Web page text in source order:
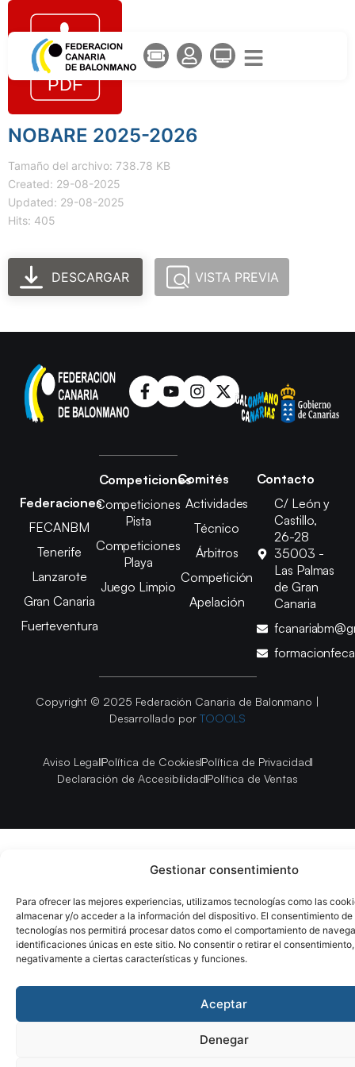
Gestionar consentimiento
Para ofrecer las mejores experiencias, utilizamos tecnologías como las
almacenar y/o acceder a la información del dispositivo. El consentimiento de
tecnologías nos permitirá procesar datos como el comportamiento de
identificaciones únicas en este sitio. No consentir o retirar el
negativamente a ciertas características y funciones.
Aceptar
Denegar
NOBARE 2025-2026
Tamaño del archivo: 738.78 KB
Created: 29-08-2025
Updated: 29-08-2025
Hits: 405
DESCARGAR VISTA PREVIA
Federaciones
FECANBM
Tenerife
Lanzarote
Gran Canaria
Fuerteventura
Competiciones
Competiciones
Pista
Competiciones
Playa
Juego Limpio
Comités
Actividades
Técnico
Árbitros
Competición
Apelación
Contacto
C/ León y
Castillo,
26-28
35003 -
Las Palmas
de Gran
Canaria
Copyright © 2025 Federación Canaria de Balonmano |
Desarrollado por TOOOLS
Aviso LegalPolítica de CookiesPolítica de Privacidad
Declaración de AccesibilidadPolítica de Ventas